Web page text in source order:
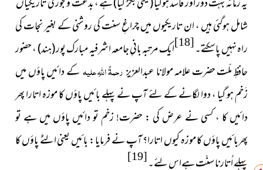
شامل ہوگئی ہیں ، ان تاریکیوں میں چراغِ سنت کی روشنی کے بغیر نجات کی
راہ نہیں پاسکتے۔[18]ایک مرتبہ بانیِ جامعہ اشرفیہ مبارک پور(ہند)، حضور
حافظِ ملّت حضرت علامہ مولانا عبدالعزیزرحمۃُ اللہِ علیہکے دائیں پاؤں میں
زَخم ہو گیا ، دوا لگانے کے لئے آپ نے پہلے بائیں پاؤں کا موزہ اتارا پھر
دائیں کا ، کسی نے عرض کی : حضرت! زخم تو دائیں پاؤں میں ہے تو
پھربائیں پاؤں کا موزہ کیوں اتارا؟ آپ نے فرمایا : بائیں یعنی الٹے پاؤں کا
پہلے اُتارنا سنّت ہےاس لئے۔[19]